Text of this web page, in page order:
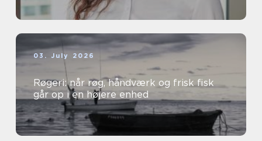
03. July 2026
Røgeri: når røg, håndværk og frisk fisk
går op i en højere enhed